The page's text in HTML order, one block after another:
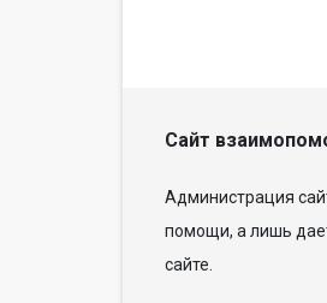
Сайт
Администрация
помощи, а лишь
сайте.